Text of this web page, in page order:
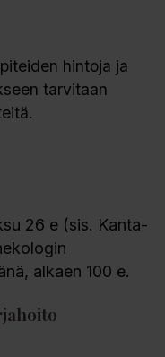
hintoja ja
tarvitaan
26 e (sis. Kanta-
alkaen 100 e.